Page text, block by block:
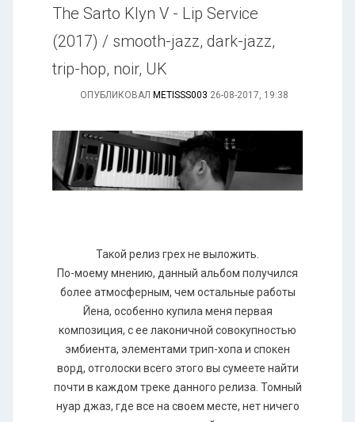
The Sarto Klyn V - Lip Service
(2017) / smooth-jazz, dark-jazz,
trip-hop, noir, UK
ОПУБЛИКОВАЛ METISSS003 26-08-2017, 19:38
Такой релиз грех не выложить.
По-моему мнению, данный альбом получился
более атмосферным, чем остальные работы
Йена, особенно купила меня первая
композиция, с ее лаконичной совокупностью
эмбиента, элементами трип-хопа и спокен
ворд, отголоски всего этого вы сумеете найти
почти в каждом треке данного релиза. Томный
нуар джаз, где все на своем месте, нет ничего